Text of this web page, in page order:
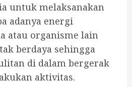
untuk melaksanakan
adanya energi
atau organisme lain
berdaya sehingga
di dalam bergerak
aktivitas.